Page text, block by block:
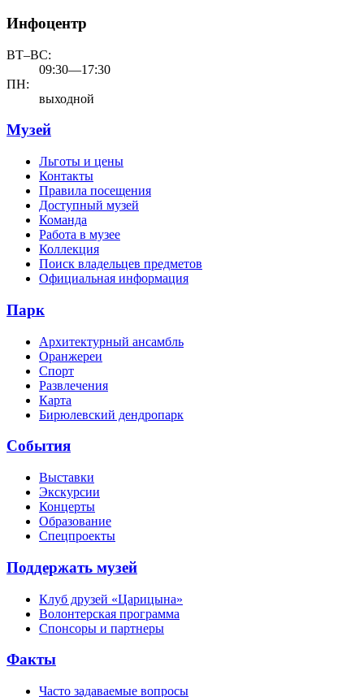
Инфоцентр
ВТ–ВС:
09:30—17:30
ПН:
выходной
Музей
Льготы и цены
Контакты
Правила посещения
Доступный музей
Команда
Работа в музее
Коллекция
Поиск владельцев предметов
Официальная информация
Парк
Архитектурный ансамбль
Оранжереи
Спорт
Развлечения
Карта
Бирюлевский дендропарк
События
Выставки
Экскурсии
Концерты
Образование
Спецпроекты
Поддержать музей
Клуб друзей «Царицына»
Волонтерская программа
Спонсоры и партнеры
Факты
Часто задаваемые вопросы